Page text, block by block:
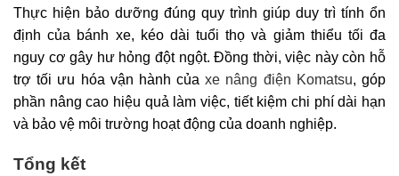
Thực hiện bảo dưỡng đúng quy trình giúp duy trì tính ổn
định của bánh xe, kéo dài tuổi thọ và giảm thiểu tối đa
nguy cơ gây hư hỏng đột ngột. Đồng thời, việc này còn hỗ
trợ tối ưu hóa vận hành củaxe nâng điện Komatsu, góp
phần nâng cao hiệu quả làm việc, tiết kiệm chi phí dài hạn
và bảo vệ môi trường hoạt động của doanh nghiệp.
Tổng kết